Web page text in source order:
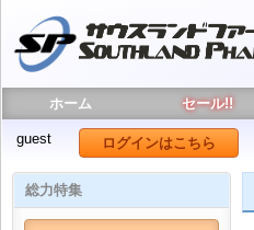
ホーム セール!!
guest ログインはこちら
総力特集